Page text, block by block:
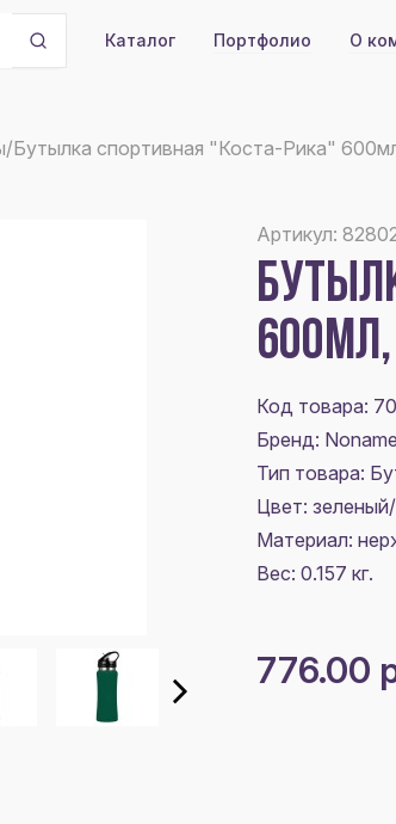
Каталог Портфолио О
/Бутылка спортивная "Коста-Рика"
Артикул:
Код товара:
Бренд: Noname
Тип товара:
Цвет:
Материал:
Вес: 0.157 кг.
776.00